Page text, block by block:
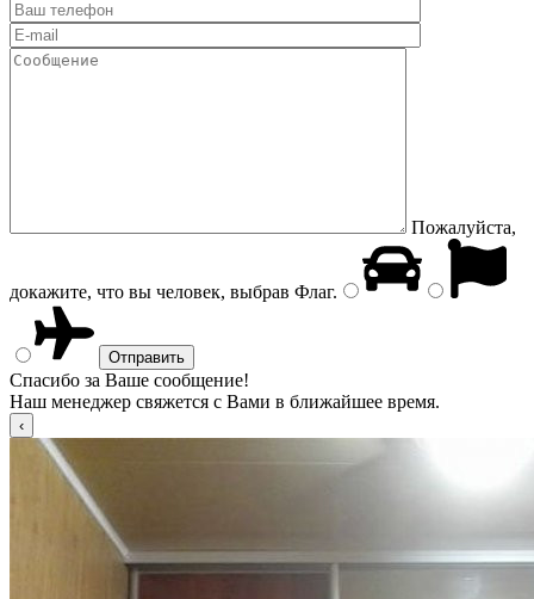
Пожалуйста,
докажите, что вы человек, выбрав Флаг.
Спасибо за Ваше сообщение!
Наш менеджер свяжется с Вами в ближайшее время.